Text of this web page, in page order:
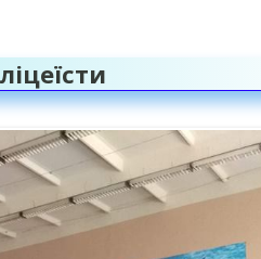
УВАГА: БЕЗПЕКА ТА ПРОТИДІЯ
ВЕРБУВАННЮ
ПРАВА ТА ОБОВ’ЯЗКИ
ПРАВИЛА БЕЗПЕКИ
ДПА ТА ЗНО